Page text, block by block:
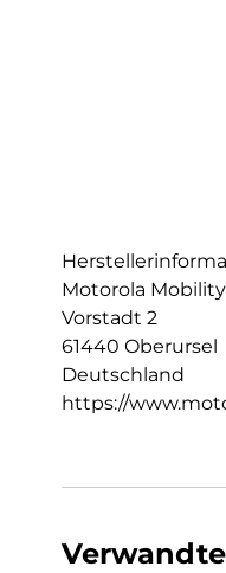
Motorola
Vorstadt 2
61440 Oberursel
Deutschland
https://